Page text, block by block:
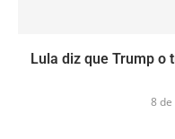
Lula diz que Trump o
8